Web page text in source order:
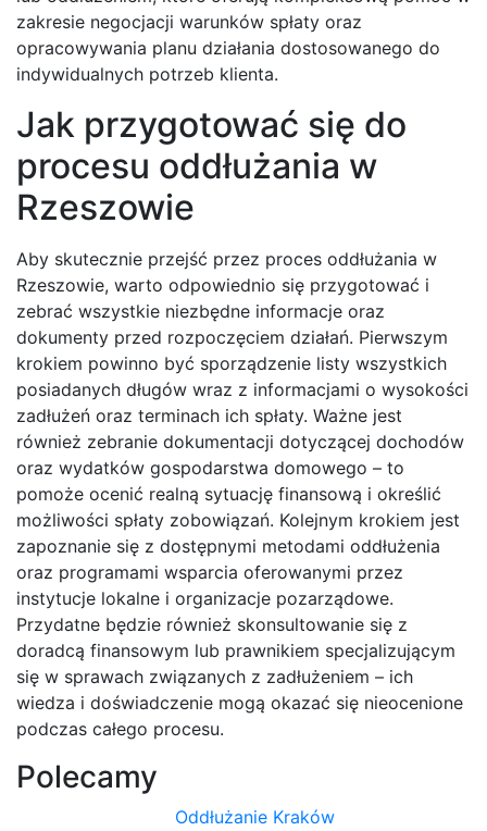
zakresie negocjacji warunków spłaty oraz
opracowywania planu działania dostosowanego do
indywidualnych potrzeb klienta.
Jak przygotować się do
procesu oddłużania w
Rzeszowie
Aby skutecznie przejść przez proces oddłużania w
Rzeszowie, warto odpowiednio się przygotować i
zebrać wszystkie niezbędne informacje oraz
dokumenty przed rozpoczęciem działań. Pierwszym
krokiem powinno być sporządzenie listy wszystkich
posiadanych długów wraz z informacjami o wysokości
zadłużeń oraz terminach ich spłaty. Ważne jest
również zebranie dokumentacji dotyczącej dochodów
oraz wydatków gospodarstwa domowego – to
pomoże ocenić realną sytuację finansową i określić
możliwości spłaty zobowiązań. Kolejnym krokiem jest
zapoznanie się z dostępnymi metodami oddłużenia
oraz programami wsparcia oferowanymi przez
instytucje lokalne i organizacje pozarządowe.
Przydatne będzie również skonsultowanie się z
doradcą finansowym lub prawnikiem specjalizującym
się w sprawach związanych z zadłużeniem – ich
wiedza i doświadczenie mogą okazać się nieocenione
podczas całego procesu.
Polecamy
Oddłużanie Kraków